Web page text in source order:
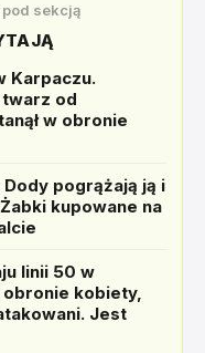
sekcją
Karpaczu.
twarz od
w obronie
pogrążają ją i
kupowane na
linii 50 w
obronie kobiety,
Jest